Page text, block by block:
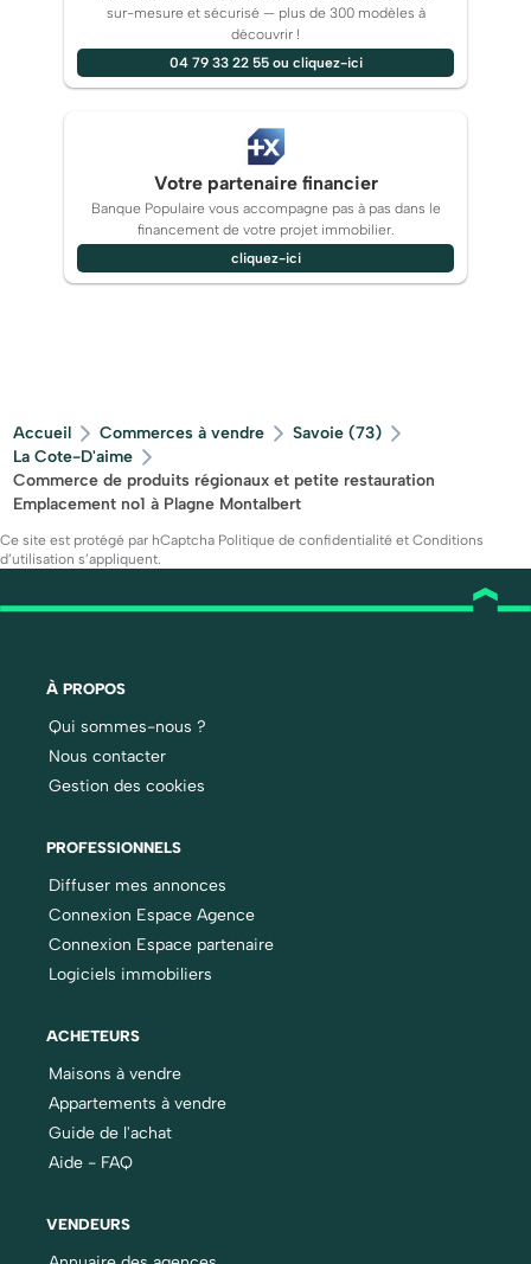
sur-mesure et sécurisé — plus de 300 modèles à
découvrir !
04 79 33 22 55 ou cliquez-ici
Votre partenaire financier
Banque Populaire vous accompagne pas à pas dans le
financement de votre projet immobilier.
cliquez-ici
Accueil Commerces à vendre
Savoie (73)
La Cote-D'aime
Commerce de produits régionaux et petite restauration
Emplacement no1 à Plagne Montalbert
Ce site est protégé par hCaptcha Politique de confidentialité et Conditions
d’utilisation s’appliquent.
À PROPOS
Qui sommes-nous ?
Nous contacter
Gestion des cookies
PROFESSIONNELS
Diffuser mes annonces
Connexion Espace Agence
Connexion Espace partenaire
Logiciels immobiliers
ACHETEURS
Maisons à vendre
Appartements à vendre
Guide de l'achat
Aide - FAQ
VENDEURS